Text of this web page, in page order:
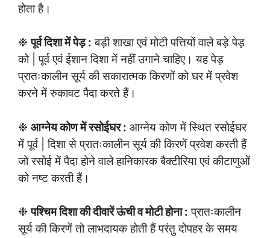
होता है।
❉पूर्व दिशा में पेड़ : बड़ी शाखा एवं मोटी पत्तियों वाले बड़े पेड़
को | पूर्व एवं ईशान दिशा में नहीं उगाने चाहिए। यह पेड़
प्रातःकालीन सूर्य की सकारात्मक किरणों को घर में प्रवेश
करने में रुकावट पैदा करते हैं।
❉ आग्नेय कोण में रसोईघर : आग्नेय कोण में स्थित रसोईघर
में पूर्व | दिशा से प्रातःकालीन सूर्य की किरणें प्रवेश करती हैं
जो रसोई में पैदा होने वाले हानिकारक बैक्टीरिया एवं कीटाणुओं
को नष्ट करती हैं।
❉पश्चिम दिशा की दीवारें ऊंची व मोटी होना : प्रातःकालीन
सूर्य की किरणें तो लाभदायक होती हैं परंतु दोपहर के समय